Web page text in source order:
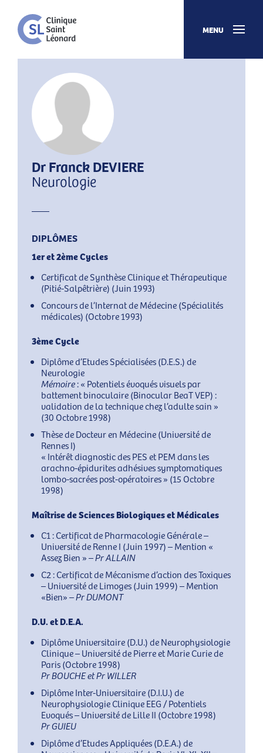
MENU
Dr Franck DEVIERE
Neurologie
DIPLÔMES
1er et 2ème Cycles
Certificat de Synthèse Clinique et Thérapeutique
(Pitié-Salpêtrière) (Juin 1993)
Concours de l’Internat de Médecine (Spécialités
médicales) (Octobre 1993)
3ème Cycle
Diplôme d’Etudes Spécialisées (D.E.S.) de
Neurologie
Mémoire: « Potentiels évoqués visuels par
battement binoculaire (Binocular BeaT VEP) :
validation de la technique chez l’adulte sain »
(30 Octobre 1998)
Thèse de Docteur en Médecine (Université de
Rennes I)
« Intérêt diagnostic des PES et PEM dans les
arachno-épidurites adhésives symptomatiques
lombo-sacrées post-opératoires » (15 Octobre
1998)
Maîtrise de Sciences Biologiques et Médicales
C1 : Certificat de Pharmacologie Générale –
Université de Renne I (Juin 1997) – Mention «
Assez Bien » –Pr ALLAIN
C2 : Certificat de Mécanisme d’action des Toxiques
– Université de Limoges (Juin 1999) – Mention
«Bien» –Pr DUMONT
D.U. et D.E.A.
Diplôme Universitaire (D.U.) de Neurophysiologie
Clinique – Université de Pierre et Marie Curie de
Paris (Octobre 1998)
Pr BOUCHE et Pr WILLER
Diplôme Inter-Universitaire (D.I.U.) de
Neurophysiologie Clinique EEG / Potentiels
Evoqués – Université de Lille II (Octobre 1998)
Pr GUIEU
Diplôme d’Etudes Appliquées (D.E.A.) de